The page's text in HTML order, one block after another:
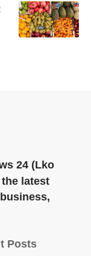
24 (Lko
latest
Posts